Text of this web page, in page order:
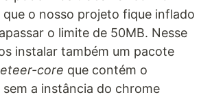
que o nosso projeto fique inflado
o limite de 50MB. Nesse
instalar também um pacote
core que contém o
a instância do chrome